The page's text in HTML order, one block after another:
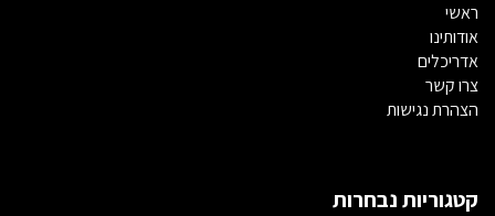
ראשי
אודותינו
אדריכלים
צרו קשר
הצהרת נגישות
קטגוריות נבחרות